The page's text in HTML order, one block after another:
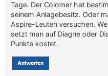
Tage. Der Colomer hat
seinem Anlagebesitz. Oder
Aspire-Leuten versuchen.
setzt man auf Diagne oder
Punkte kostet.
Antworten